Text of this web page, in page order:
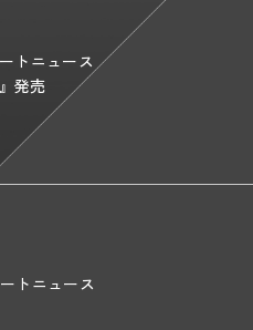
トニュース
発売
トニュース